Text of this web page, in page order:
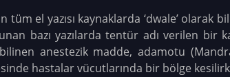
el yazısı kaynaklarda ‘dwale’ olarak
bazı yazılarda tentür adı verilen bir
anestezik madde, adamotu
hastalar vücutlarında bir bölge